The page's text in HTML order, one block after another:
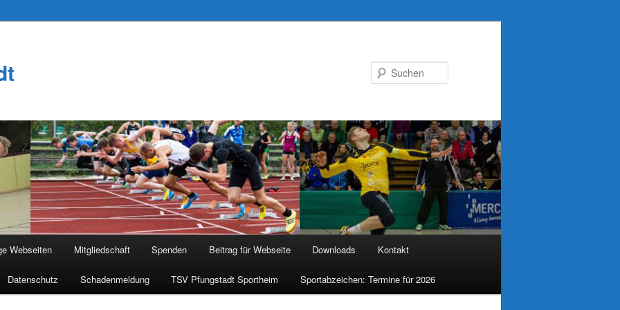
Webseiten Mitgliedschaft Spenden Beitrag für Webseite Downloads Kontakt
Datenschutz Schadenmeldung TSV Pfungstadt Sportheim Sportabzeichen: Termine für 2026